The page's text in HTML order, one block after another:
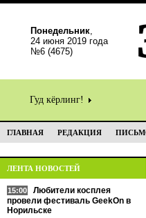
Понедельник,
24 июня 2019 года
№6 (4675)
Гуд кёрлинг!
ГЛАВНАЯ РЕДАКЦИЯ
ЛЕНТА НОВОСТЕЙ
15:00
Любители косплея
провели фестиваль GeekOn в
Норильске